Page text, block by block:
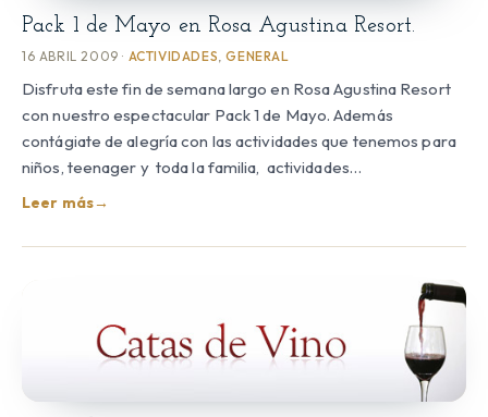
Pack 1 de Mayo en Rosa Agustina Resort.
16 ABRIL 2009 · ACTIVIDADES,GENERAL
Disfruta este fin de semana largo en Rosa Agustina Resort
con nuestro espectacular Pack 1 de Mayo. Además
contágiate de alegría con las actividades que tenemos para
niños, teenager y toda la familia, actividades…
Leer más→